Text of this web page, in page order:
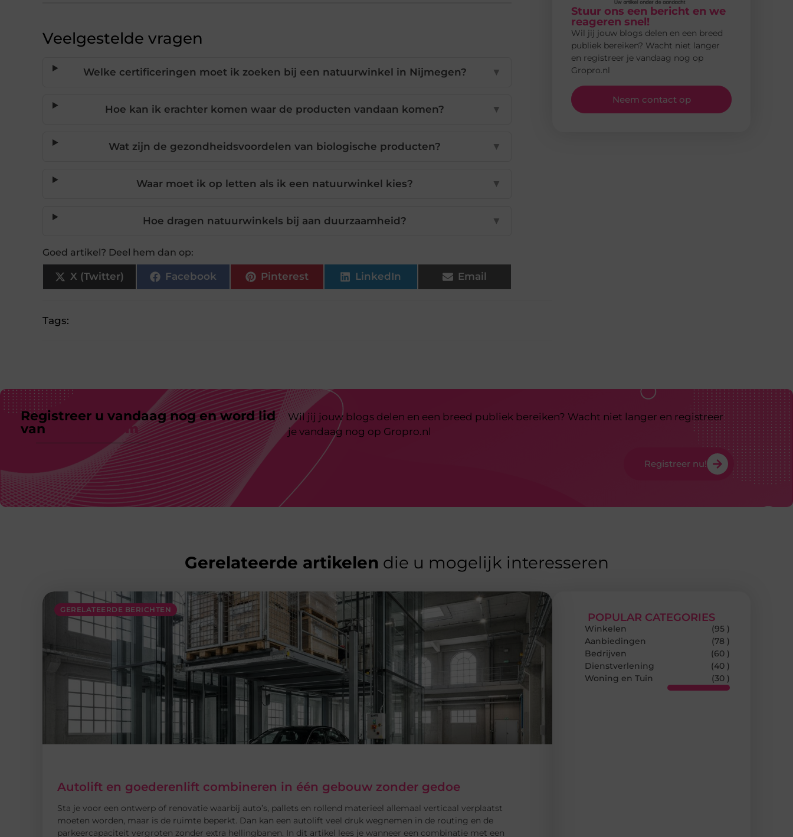
Veelgestelde vragen
Welke certificeringen moet ik zoeken bij een natuurwinkel in Nijmegen? ▼
Hoe kan ik erachter komen waar de producten vandaan komen? ▼
Wat zijn de gezondheidsvoordelen van biologische producten? ▼
Waar moet ik op letten als ik een natuurwinkel kies? ▼
Hoe dragen natuurwinkels bij aan duurzaamheid? ▼
Goed artikel? Deel hem dan op:
X (Twitter) Facebook Pinterest LinkedIn Email
Tags:
Stuur ons een bericht en we
reageren snel!
Wil jij jouw blogs delen en een breed
publiek bereiken? Wacht niet langer
en registreer je vandaag nog op
Gropro.nl
Neem contact op
Registreer u vandaag nog en word lid
van
ons platform
Wil jij jouw blogs delen en een breed publiek bereiken? Wacht niet langer en registreer
je vandaag nog op Gropro.nl
Registreer nu!
Gerelateerde artikelen die u mogelijk interesseren
GERELATEERDE BERICHTEN
Autolift en goederenlift combineren in één gebouw zonder gedoe
Sta je voor een ontwerp of renovatie waarbij auto’s, pallets en rollend materieel allemaal verticaal verplaatst
moeten worden, maar is de ruimte beperkt. Dan kan een autolift veel druk wegnemen in de routing en de
parkeercapaciteit vergroten zonder extra hellingbanen. In dit artikel lees je wanneer een combinatie met een
POPULAR CATEGORIES
Winkelen
(95 )
Aanbiedingen
(78 )
Bedrijven
(60 )
Dienstverlening
(40 )
Woning en Tuin
(30 )